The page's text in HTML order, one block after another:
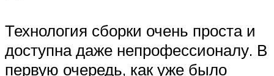
Технология сборки очень проста и
доступна даже непрофессионалу. В
первую очередь, как уже было